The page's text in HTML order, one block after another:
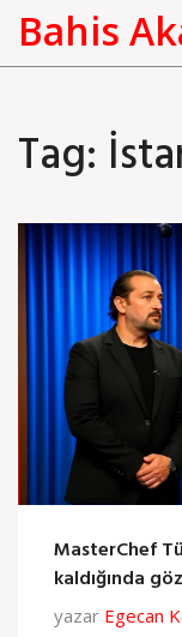
Bahis
Tag:
MasterChef
kaldığında
yazar Egecan